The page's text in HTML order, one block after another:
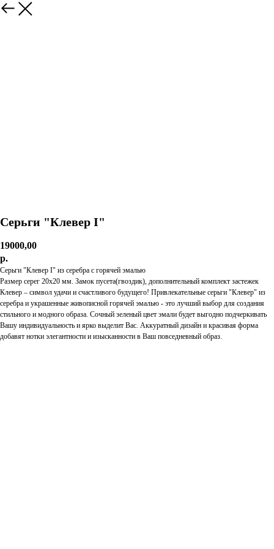
Серьги "Клевер I"
19000,00
р.
Серьги "Клевер I" из серебра с горячей эмалью
Размер серег 20х20 мм. Замок пусета(гвоздик), дополнительный комплект застежек
Клевер – символ удачи и счастливого будущего! Привлекательные серьги "Клевер" из
серебра и украшенные живописной горячей эмалью - это лучший выбор для создания
стильного и модного образа. Сочный зеленый цвет эмали будет выгодно подчеркивать
Вашу индивидуальность и ярко выделит Вас. Аккуратный дизайн и красивая форма
добавят нотки элегантности и изысканности в Ваш повседневный образ.